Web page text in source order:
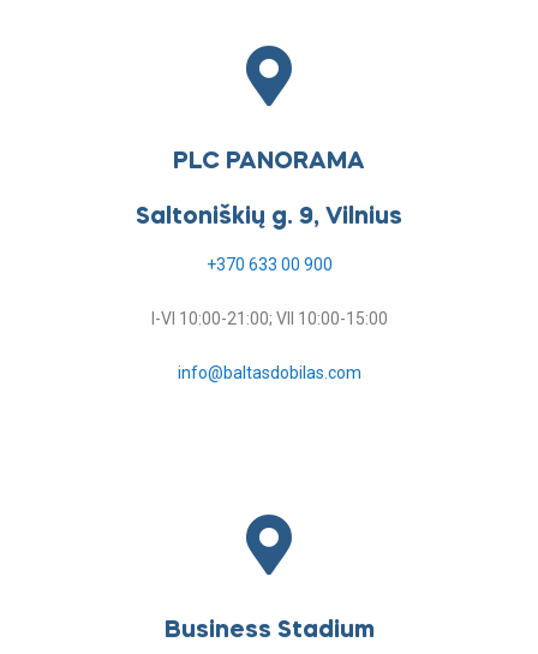
PLC PANORAMA
Saltoniškių g. 9, Vilnius
+370 633 00 900
I-VI 10:00-21:00; VII 10:00-15:00
info@baltasdobilas.com
Business Stadium